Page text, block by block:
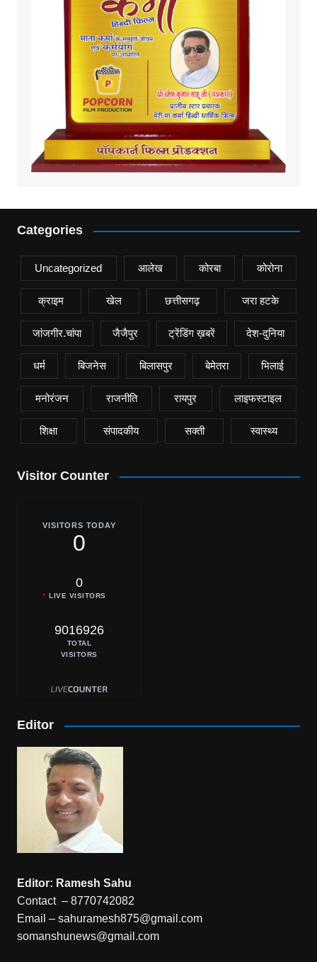
Categories
Uncategorized आलेख कोरबा कोरोना
क्राइम खेल छत्तीसगढ़ जरा हटके
जांजगीर.चांपा जैजैपुर ट्रेंडिंग ख़बरें देश-दुनिया
धर्म बिजनेस बिलासपुर बेमेतरा भिलाई
मनोरंजन राजनीति रायपुर लाइफस्टाइल
शिक्षा संपादकीय सक्ती स्वास्थ्य
Visitor Counter
VISITORS TODAY
0
0
LIVE VISITORS
9016926
TOTAL
VISITORS
Editor
Editor: Ramesh Sahu
Contact – 8770742082
Email – sahuramesh875@gmail.com
somanshunews@gmail.com